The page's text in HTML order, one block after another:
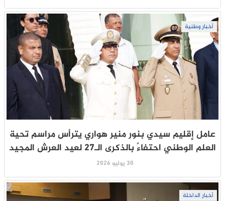
أخبار وطنية
عامل إقليم سيدي بنور منير هواري يترأس مراسم تحية
العلم الوطني احتفاءً بالذكرى الـ27 لعيد العرش المجيد
30 يوليو 2026
أخبار الداخلة